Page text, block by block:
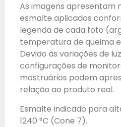
As imagens apresentam
esmalte aplicados
legenda de cada foto
temperatura de queima
Devido às variações de
configurações de
mostruários podem
relação ao produto real.
Esmalte indicado para
1240 °C (Cone 7).